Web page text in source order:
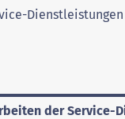
Dienstleistungen
der Service-